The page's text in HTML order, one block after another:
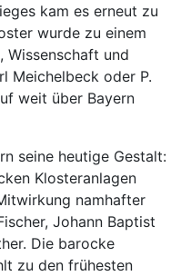
kam es erneut zu
wurde zu einem
Wissenschaft und
Meichelbeck oder P.
weit über Bayern
seine heutige Gestalt:
Klosteranlagen
namhafter
Johann Baptist
Die barocke
zu den frühesten